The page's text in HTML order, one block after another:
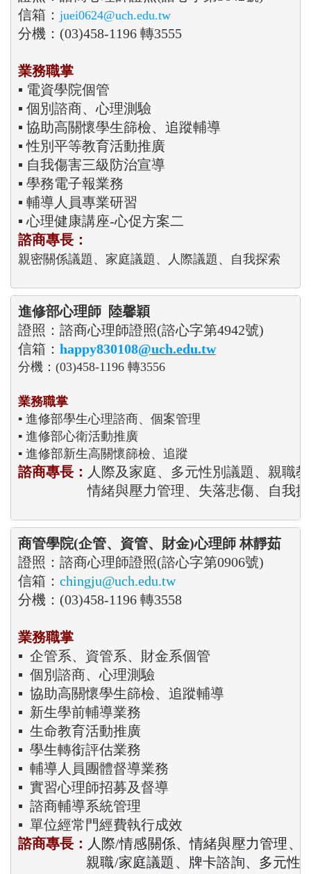
信箱： juei0624@uch.edu.tw
分機：(03)458-1196 轉3555
業務職掌
▪ 電資學院個管
▪ 個別諮商、心理測驗
▪ 協助高關懷學生篩檢、追蹤輔導
▪ 性別平等教育活動推廣
▪ 自我傷害三級防治宣導
▪ 學務電子報業務
▪ 輔導人員專業研習
▪ 心理健康講座-心促方案二
諮商專長：
親密關係議題、家庭議題、人際議題、自我探索
進修部心理師  陸馨穎
證照：諮商心理師證照(諮心字第4942號)
信箱： happy830108@uch.edu.tw
分機：(03)458-1196 轉3556
業務職掌
▪ 進修部學生心理諮商、個案管理
▪ 進修部心衛活動推廣
諮商專長： 人際及家庭、多元性別議題、親職
商管學院(企管、資管、財金
)心理師 林靜茹
證照：諮商心理師證照(諮心字第0906號)
信箱： chingju@uch.edu.tw
分機：(03)458-1196 轉3558
業務職掌
▪  企管系、資管系、財金系個管
▪  個別諮商、心理測驗
▪  協助高關懷學生篩檢、追蹤輔導
▪  新生學前輔導業務
▪  生命教育活動推廣
▪  輔導人員團體督導業務
▪  實習心理師招募及督導
▪  諮商輔導系統管理
諮商專長： 人際/情感關係、情緒與壓力管理、
親職/家庭議題、牌卡諮詢、多元